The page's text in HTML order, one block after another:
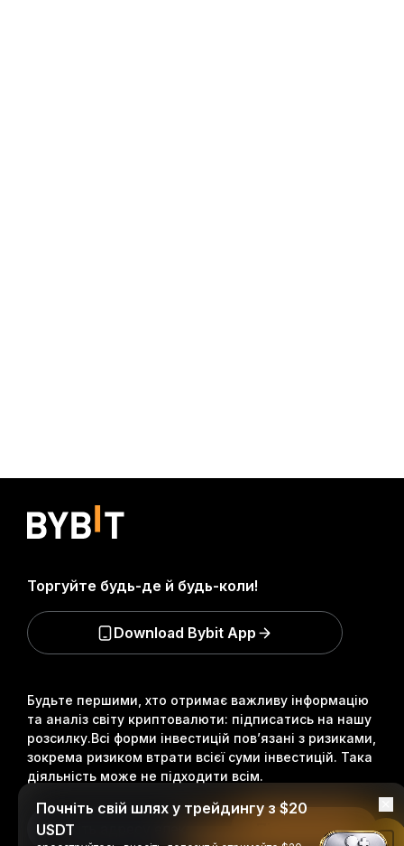
Будьте першими, хто отримає важливу інформацію
та аналіз світу криптовалюти: підписатись на нашу
розсилку.Всі форми інвестицій пов’язані з ризиками,
зокрема ризиком втрати всієї суми інвестицій. Така
діяльність може не підходити всім.
Підписатися
Торгуйте будь-де й будь-коли!
Download Bybit App
Почніть свій шлях у трейдингу з $20
USDT
Читати в застосунку Bybit